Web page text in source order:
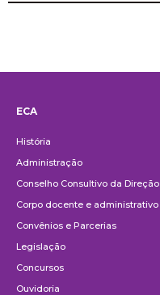
ECA
História
Administração
Conselho Consultivo da Direção
Corpo docente e administrativo
Convênios e Parcerias
Legislação
Concursos
Ouvidoria